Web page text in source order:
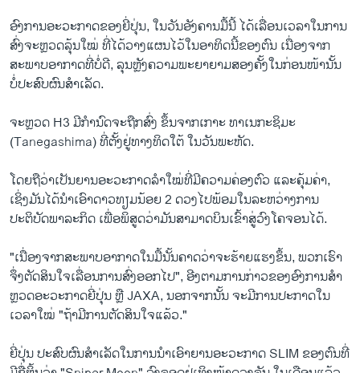
ອົງການ​ອະວະກາດ​ຂອງ​ຍີ່ປຸ່ນ, ​ໃນ​ວັນ​ອັງຄານ​ມື້​ນີ້ ​ໄດ້​ເລື່ອນ​ເວລາໃນ​ການ
ສົ່ງ​ຈະ​ຫຼວດ​ລຸ້ນ​ໃໝ່ ທີ່​ໄດ້​ວາງ​ແຜນ​ໄວ້​ໃນ​ອາທິດ​ນີ້ຂອງຕົນ ​ເນື່ອງ​ຈາກ​
ສະພາບ​ອາກາດ​ທີ່ບໍ່ດີ, ລຸນຫຼັງ​ຄວາມ​ພະຍາຍາມສອງຄັ້ງໃນກ່ອນໜ້ານັ້ນ​
ບໍ່ປະສົບຜົນສໍາເລັດ.
ຈະຫຼວດ H3 ມີ​ກຳນົດ​ຈະຖື​ກ​ສົ່ງ ​ຂຶ້ນ​ຈາກ​ເກາະ ທາເນກະຊິມະ
(Tanegashima) ທີ່ຕັ້ງຢູ່ທາງທິດໃຕ້ ໃນ​ວັນ​ພະຫັດ.
ໂດຍ​ຖື​ວ່າ​ເປັນຍານອະວະກາດ​ລຳ​ໃໝ່​ທີ່​ມີ​ຄວາມ​ຄ່ອງ​ຕົວ ​ແລະ​ຄຸ້ມ​ຄ່າ, ​
ເຊິ່ງມັນ​ໄດ້ນຳ​ເອົາ​ດາວ​ທຽມ​ນ້ອຍ 2 ດວງໄປພ້ອມ​ໃນ​ລະຫວ່າງ​ການ​
ປະຕິບັດ​ພາລະກິດ ​ເພື່ອ​ພິສູດ​ວ່າ​ມັນ​ສາມາດບິນ​ເຂົ້າ​ສູ່​ວົງ​ໂຄຈອນໄດ້.
"ເນື່ອງຈາກສະພາບອາກາດໃນມື້ນັ້ນຄາດວ່າຈະຮ້າຍແຮງຂຶ້ນ, ພວກເຮົາ
ຈຶ່ງຕັດສິນໃຈເລື່ອນການສົ່ງອອກໄປ", ອີງຕາມການກ່າວຂອງອົງການສໍາ
ຫຼວດອະວະກາດຍີ່ປຸ່ນ ຫຼື JAXA, ນອກຈາກນັ້ນ ຈະມີການປະກາດໃນ
ເວລາໃໝ່ "ຖ້າມີການຕັດສິນໃຈແລ້ວ."
ຍີ່ປຸ່ນ ປະສົບຜົນສຳເລັດໃນການນຳ​ເອົາຍານອະວະກາດ SLIM ຂອງຕົນທີ່